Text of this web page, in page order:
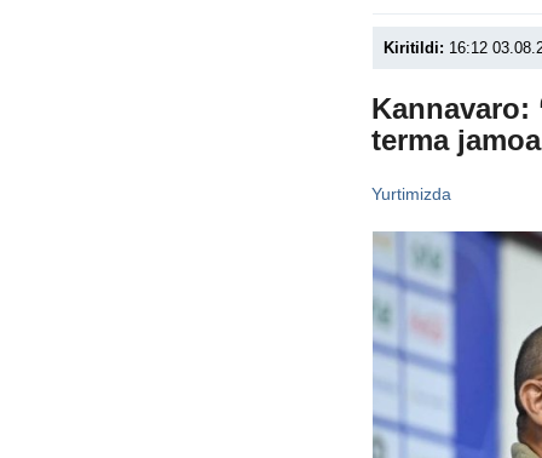
Kiritildi: 16:12
Kannavaro:
terma
Yurtimizda